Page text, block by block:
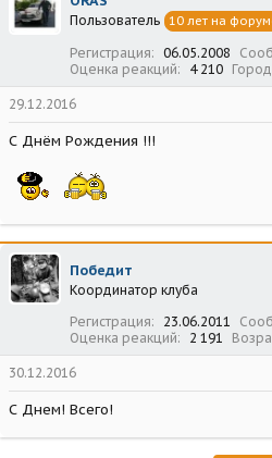
Пользователь 10 лет на
Регистрация 06.05.2008
Оценка реакций
4 210 Город
29.12.2016
С Днём Рождения !!!
Победит
Координатор клуба
Регистрация
23.06.2011
Оценка реакций
2 191
30.12.2016
С Днем! Всего!